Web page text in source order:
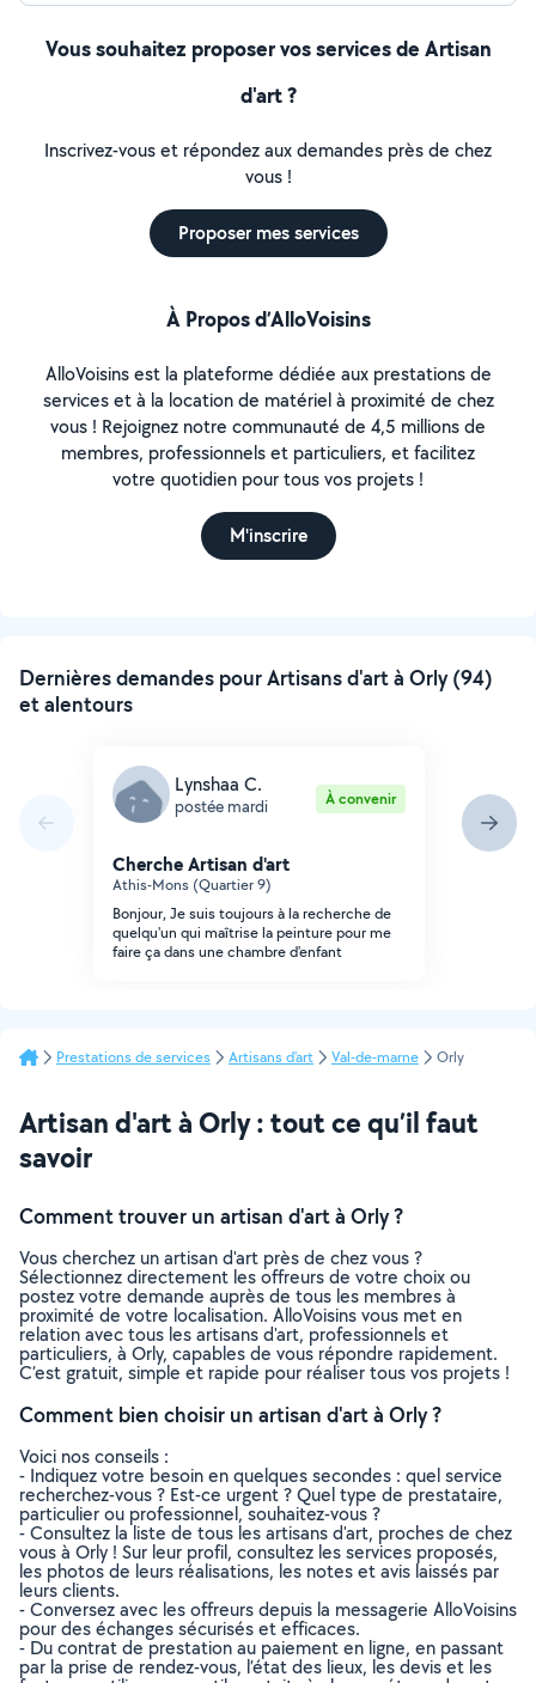
Vous souhaitez proposer vos services de Artisan
d'art ?
Inscrivez-vous et répondez aux demandes près de chez
vous !
Proposer mes services
À Propos d’AlloVoisins
AlloVoisins est la plateforme dédiée aux prestations de
services et à la location de matériel à proximité de chez
vous ! Rejoignez notre communauté de 4,5 millions de
membres, professionnels et particuliers, et facilitez
votre quotidien pour tous vos projets !
M'inscrire
Dernières demandes pour Artisans d'art à Orly (94)
et alentours
Lynshaa C.
postée mardi À convenir
Cherche Artisan d'art
Athis-Mons (Quartier 9)
Bonjour, Je suis toujours à la recherche de
quelqu'un qui maîtrise la peinture pour me
faire ça dans une chambre d'enfant
Prestations de services Artisans d'art Val-de-marne Orly
Artisan d'art à Orly : tout ce qu’il faut
savoir
Comment trouver un artisan d'art à Orly ?
Vous cherchez un artisan d'art près de chez vous ?
Sélectionnez directement les offreurs de votre choix ou
postez votre demande auprès de tous les membres à
proximité de votre localisation. AlloVoisins vous met en
relation avec tous les artisans d'art, professionnels et
particuliers, à Orly, capables de vous répondre rapidement.
C’est gratuit, simple et rapide pour réaliser tous vos projets !
Comment bien choisir un artisan d'art à Orly ?
Voici nos conseils :
- Indiquez votre besoin en quelques secondes : quel service
recherchez-vous ? Est-ce urgent ? Quel type de prestataire,
particulier ou professionnel, souhaitez-vous ?
- Consultez la liste de tous les artisans d'art, proches de chez
vous à Orly ! Sur leur profil, consultez les services proposés,
les photos de leurs réalisations, les notes et avis laissés par
leurs clients.
- Conversez avec les offreurs depuis la messagerie AlloVoisins
pour des échanges sécurisés et efficaces.
- Du contrat de prestation au paiement en ligne, en passant
par la prise de rendez-vous, l’état des lieux, les devis et les